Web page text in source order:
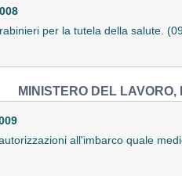
per la tutela della salute.
MINISTERO DEL
all'imbarco quale